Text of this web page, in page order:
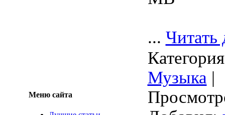
Меню сайта
... Читать
Музыка |